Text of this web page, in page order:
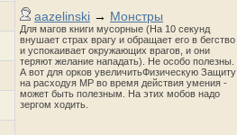
aazelinski → Монстры
Для магов книги мусорные (На 10 секунд
внушает страх врагу и обращает его в бегство
и успокаивает окружающих врагов, и они
теряют желание нападать). Не особо полезны.
А вот для орков увеличитьФизическую Защиту
на расходуя MP во время действия умения -
может быть полезным. На этих мобов надо
зергом ходить.